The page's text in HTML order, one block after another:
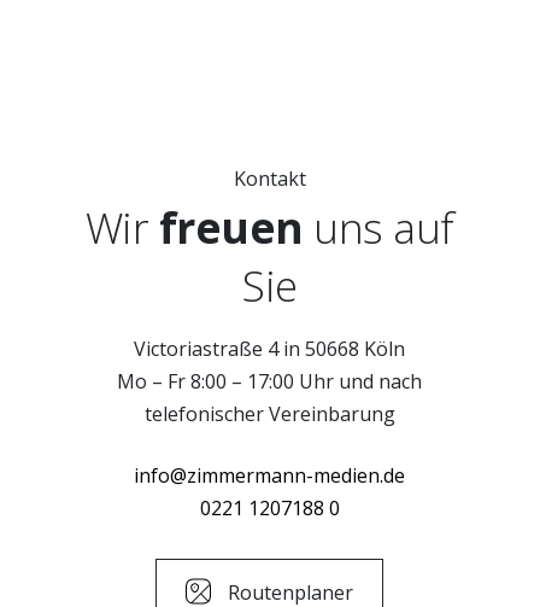
Kontakt
Wir freuen uns auf
Sie
Victoriastraße 4 in 50668 Köln
Mo – Fr 8:00 – 17:00 Uhr und nach
telefonischer Vereinbarung
info@zimmermann-medien.de
0221 1207188 0
Routenplaner